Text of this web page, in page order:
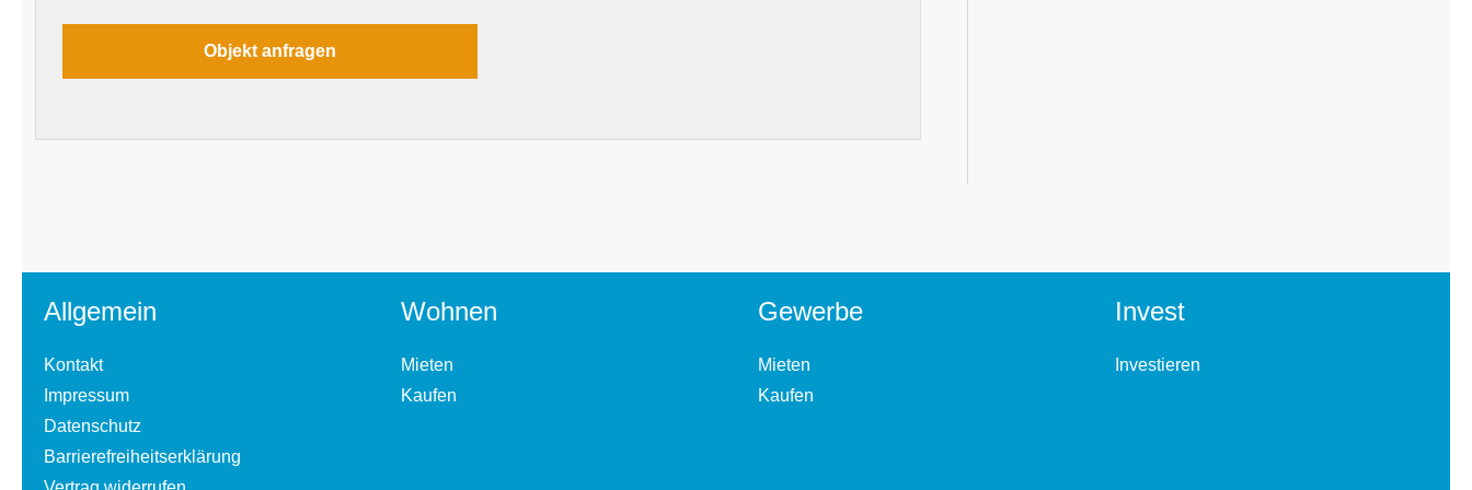
Allgemein
Kontakt
Impressum
Datenschutz
Barrierefreiheitserklärung
Wohnen
Mieten
Kaufen
Gewerbe
Mieten
Kaufen
Invest
Investieren